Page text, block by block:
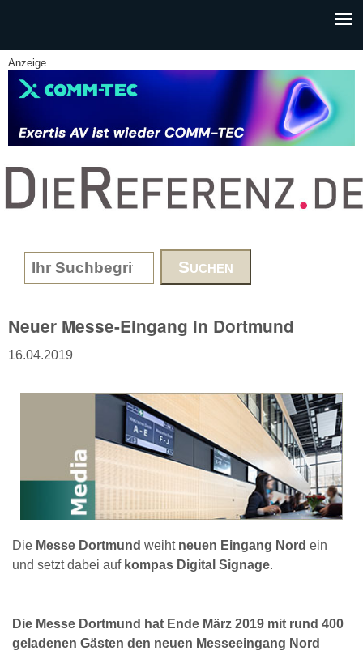
Anzeige
www.DieReferenz.de
Search form
Neuer Messe-Eingang in Dortmund
16.04.2019
Die Messe Dortmund weihtneuen Eingang Nord ein
und setzt dabei auf kompas Digital Signage.
Die Messe Dortmund hat Ende März 2019 mit rund 400
geladenen Gästen den neuen Messeeingang Nord